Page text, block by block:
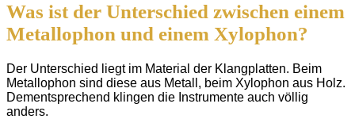
Was ist der Unterschied zwischen einem
Metallophon und einem Xylophon?
Der Unterschied liegt im Material der Klangplatten. Beim
Metallophon sind diese aus Metall, beim Xylophon aus Holz.
Dementsprechend klingen die Instrumente auch völlig
anders.